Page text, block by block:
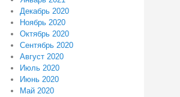
Декабрь 2020
Ноябрь 2020
Октябрь 2020
Сентябрь 2020
Август 2020
Июль 2020
Июнь 2020
Май 2020